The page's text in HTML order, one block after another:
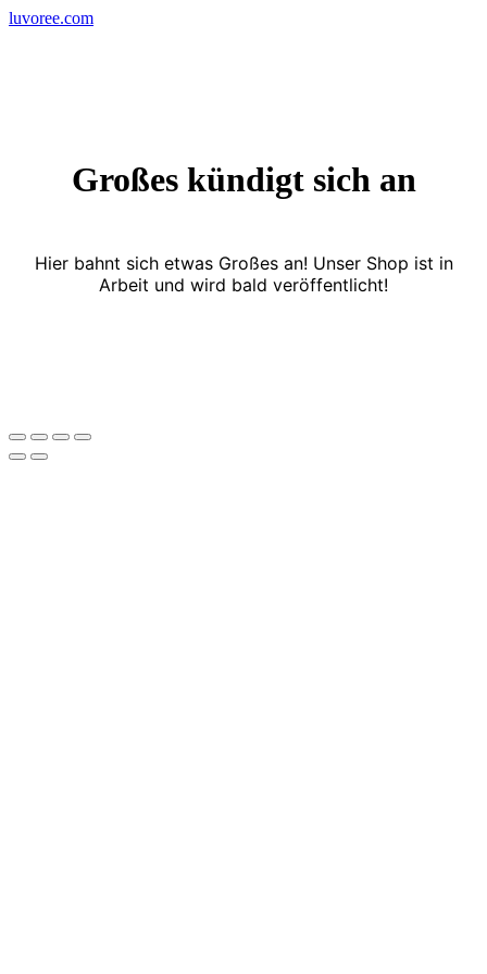
Skip
luvoree.com
Großes kündigt sich an
Hier bahnt sich etwas Großes an! Unser Shop ist in
Arbeit und wird bald veröffentlicht!